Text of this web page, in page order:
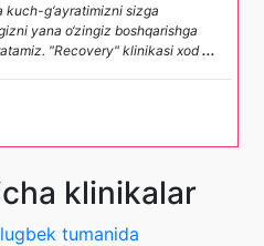
kuch-g‘ayratimizni sizga
yana o‘zingiz boshqarishga
"Recovery" klinikasi xod...
klinikalar
tumanida